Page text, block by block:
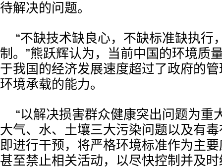
待解决的问题。
“不缺技术缺良心，不缺标准缺执行
制。”熊跃辉认为，当前中国的环境质
于我国的经济发展速度超过了政府的
环境承载的能力。
“以解决损害群众健康突出问题为重
大气、水、土壤三大污染问题以及有
即进行干预，将严格环境标准作为主
甚至禁止相关活动，以尽快控制并及